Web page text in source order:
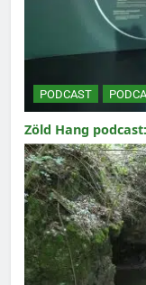
PODCAST
Zöld Hang